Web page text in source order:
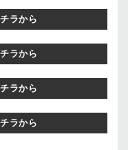
ラから
ラから
ラから
ラから